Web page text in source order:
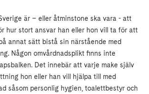
är – eller åtminstone ska vara - att
hur stort ansvar han eller hon vill ta för att
annat sätt bistå sin närstående med
Någon omvårdnadsplikt finns inte
Det innebär att varje make själv
hon eller han vill hjälpa till med
såsom personlig hygien, toalettbestyr och